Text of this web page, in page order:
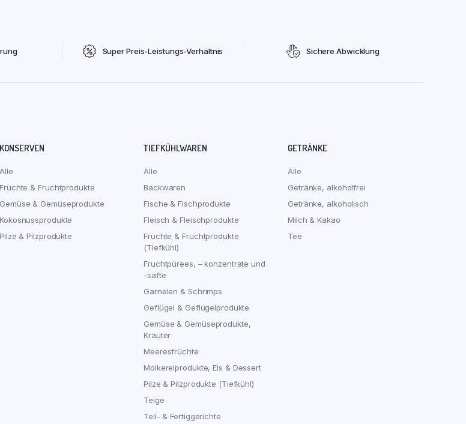
Super Preis-Leistungs-Verhältnis Sichere Abwicklung
KONSERVEN
Alle
Früchte & Fruchtprodukte
Gemüse & Gemüseprodukte
Kokosnussprodukte
Pilze & Pilzprodukte
TIEFKÜHLWAREN
Alle
Backwaren
Fische & Fischprodukte
Fleisch & Fleischprodukte
Früchte & Fruchtprodukte
(Tiefkühl)
Fruchtpürees, – konzentrate und
-säfte
Garnelen & Schrimps
Geflügel & Geflügelprodukte
Gemüse & Gemüseprodukte,
Kräuter
Meeresfrüchte
Molkereiprodukte, Eis & Dessert
Pilze & Pilzprodukte (Tiefkühl)
Teige
Teil- & Fertiggerichte
GETRÄNKE
Alle
Getränke, alkoholfrei
Getränke, alkoholisch
Milch & Kakao
Tee